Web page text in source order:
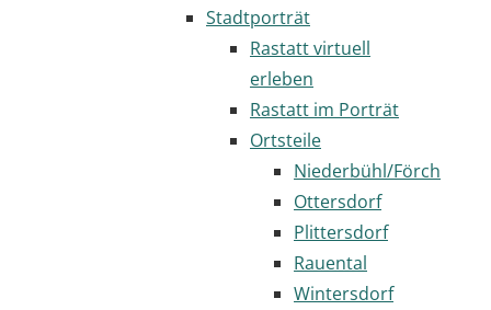
Stadtporträt
Rastatt virtuell
erleben
Rastatt im Porträt
Ortsteile
Niederbühl/Förch
Ottersdorf
Plittersdorf
Rauental
Wintersdorf